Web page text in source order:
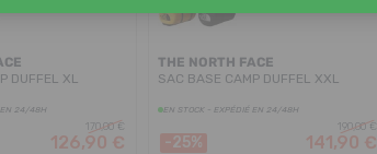
DUFFEL XL
EN 24/48H
170,00 €
126,90 €
THE NORTH FACE
SAC BASE CAMP DUFFEL XXL
EN STOCK - EXPÉDIÉ EN 24/48H
-25%
190,00 €
141,90 €